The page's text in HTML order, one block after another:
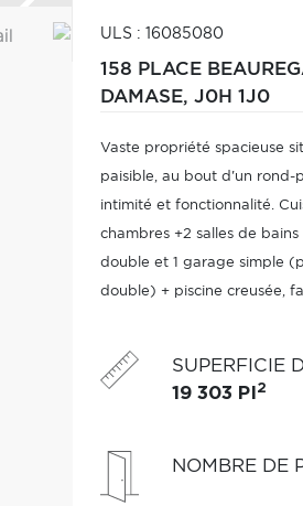
ULS : 16085080
158 PLACE
DAMASE, J0H 1J0
Vaste propriété spacieuse
paisible, au bout d'un rond-
intimité et fonctionnalité.
chambres +2 salles de bains
double et 1 garage simple
double) + piscine creusée,
SUPERFICIE
19 303 PI 2
NOMBRE DE